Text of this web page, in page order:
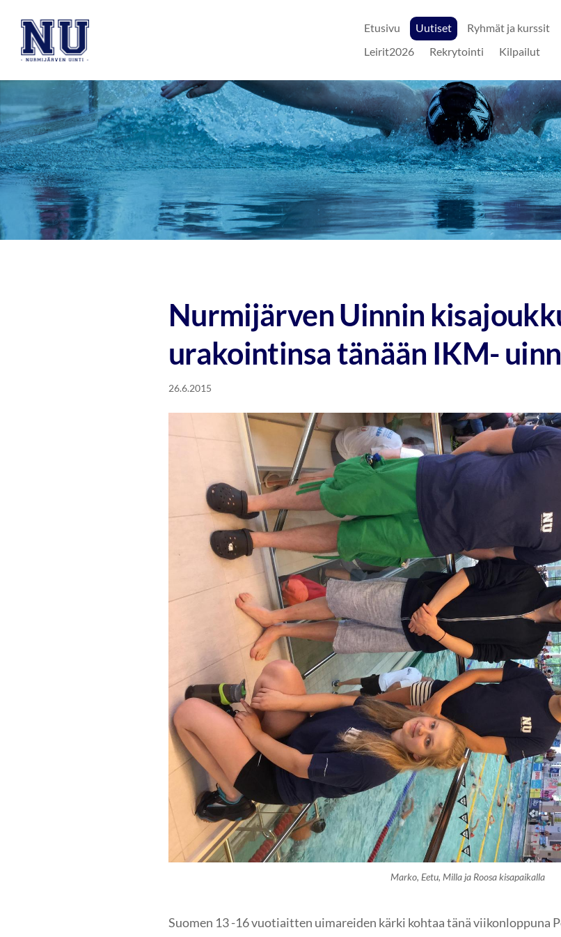
Siirry
sivun
sisältöön
Nurmijärven Uinti ry
Etusivu Uutiset Ryhmät ja kurssit
Leirit2026
Rekrytointi Kilpailut
Nurmijärven Uinnin
urakointinsa tänään IKM-
26.6.2015
Marko, Eetu, Milla ja Roosa kisapaikalla
Suomen 13 -16 vuotiaitten uimareiden kärki kohtaa tänä viikonloppuna